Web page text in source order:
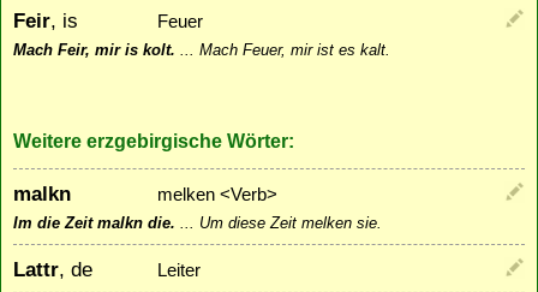
Feir, is Feuer
Mach Feir, mir is kolt. ... Mach Feuer, mir ist es kalt.
Weitere erzgebirgische Wörter:
malkn melken <Verb>
Im die Zeit malkn die. ... Um diese Zeit melken sie.
Lattr, de Leiter